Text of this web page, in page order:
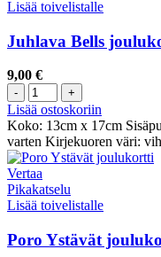
Lisää toivelistalle
Juhlava Bells
9,00 €
Lisää ostoskoriin
Koko: 13cm x 17cm
varten Kirjekuoren väri:
Vertaa
Pikakatselu
Lisää toivelistalle
Poro Ystävät